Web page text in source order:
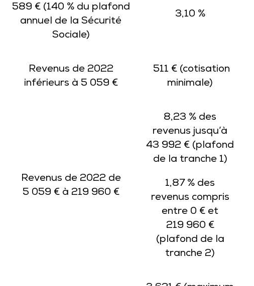
589 € (140 % du plafond
annuel de la Sécurité
Sociale)
3,10 %
Revenus de 2022
inférieurs à 5 059 €
511 € (cotisation
minimale)
Revenus de 2022 de
5 059 € à 219 960 €
8,23 % des
revenus jusqu’à
43 992 € (plafond
de la tranche 1)
1,87 % des
revenus compris
entre 0 € et
219 960 €
(plafond de la
tranche 2)